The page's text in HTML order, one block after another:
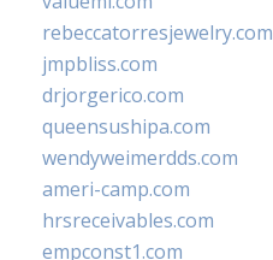
rebeccatorresjewelry.com
jmpbliss.com
drjorgerico.com
queensushipa.com
wendyweimerdds.com
ameri-camp.com
hrsreceivables.com
empconst1.com